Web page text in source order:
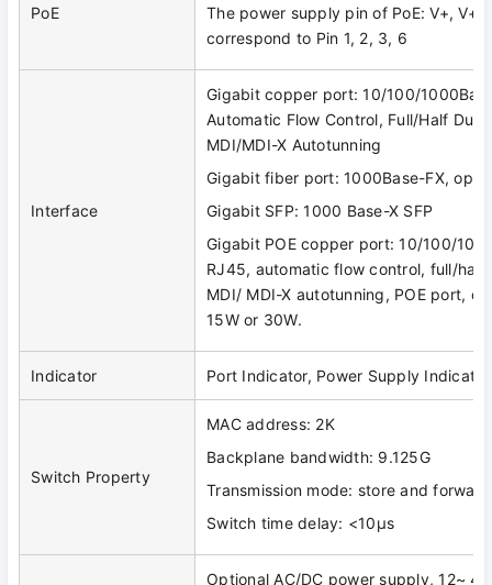
PoE
The power supply pin of PoE: V+, V+,
correspond to Pin 1, 2, 3, 6
Interface
Gigabit copper port: 10/100/
Automatic Flow Control, Full/Half
MDI/MDI-X Autotunning
Gigabit fiber port: 1000Base-FX,
Gigabit SFP: 1000 Base-X SFP
Gigabit POE copper port: 10/100/
RJ45, automatic flow control, full/half
MDI/ MDI-X autotunning, POE port,
15W or 30W.
Indicator Port Indicator, Power Supply
Switch Property
MAC address: 2K
Backplane bandwidth: 9.125G
Transmission mode: store and forward
Switch time delay: <10μs
Optional AC/DC power supply, 12~